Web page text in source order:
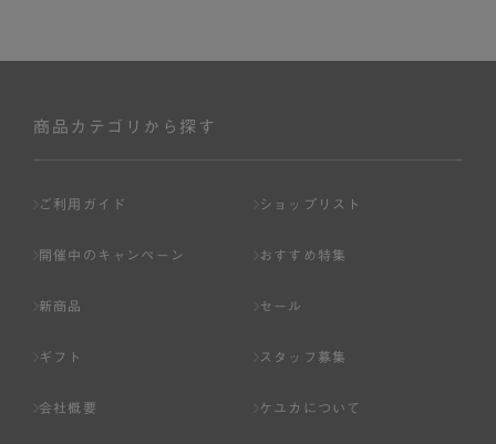
ません。
ページへの入力、または弊社が別途指定する方法に従って
基づき判断した場合は、弊社は、その登録を取り消すこと
商品カテゴリから探す
ご利用ガイド ショップリスト
開催中のキャンペーン おすすめ特集
新商品 セール
ギフト スタッフ募集
会社概要 ケユカについて